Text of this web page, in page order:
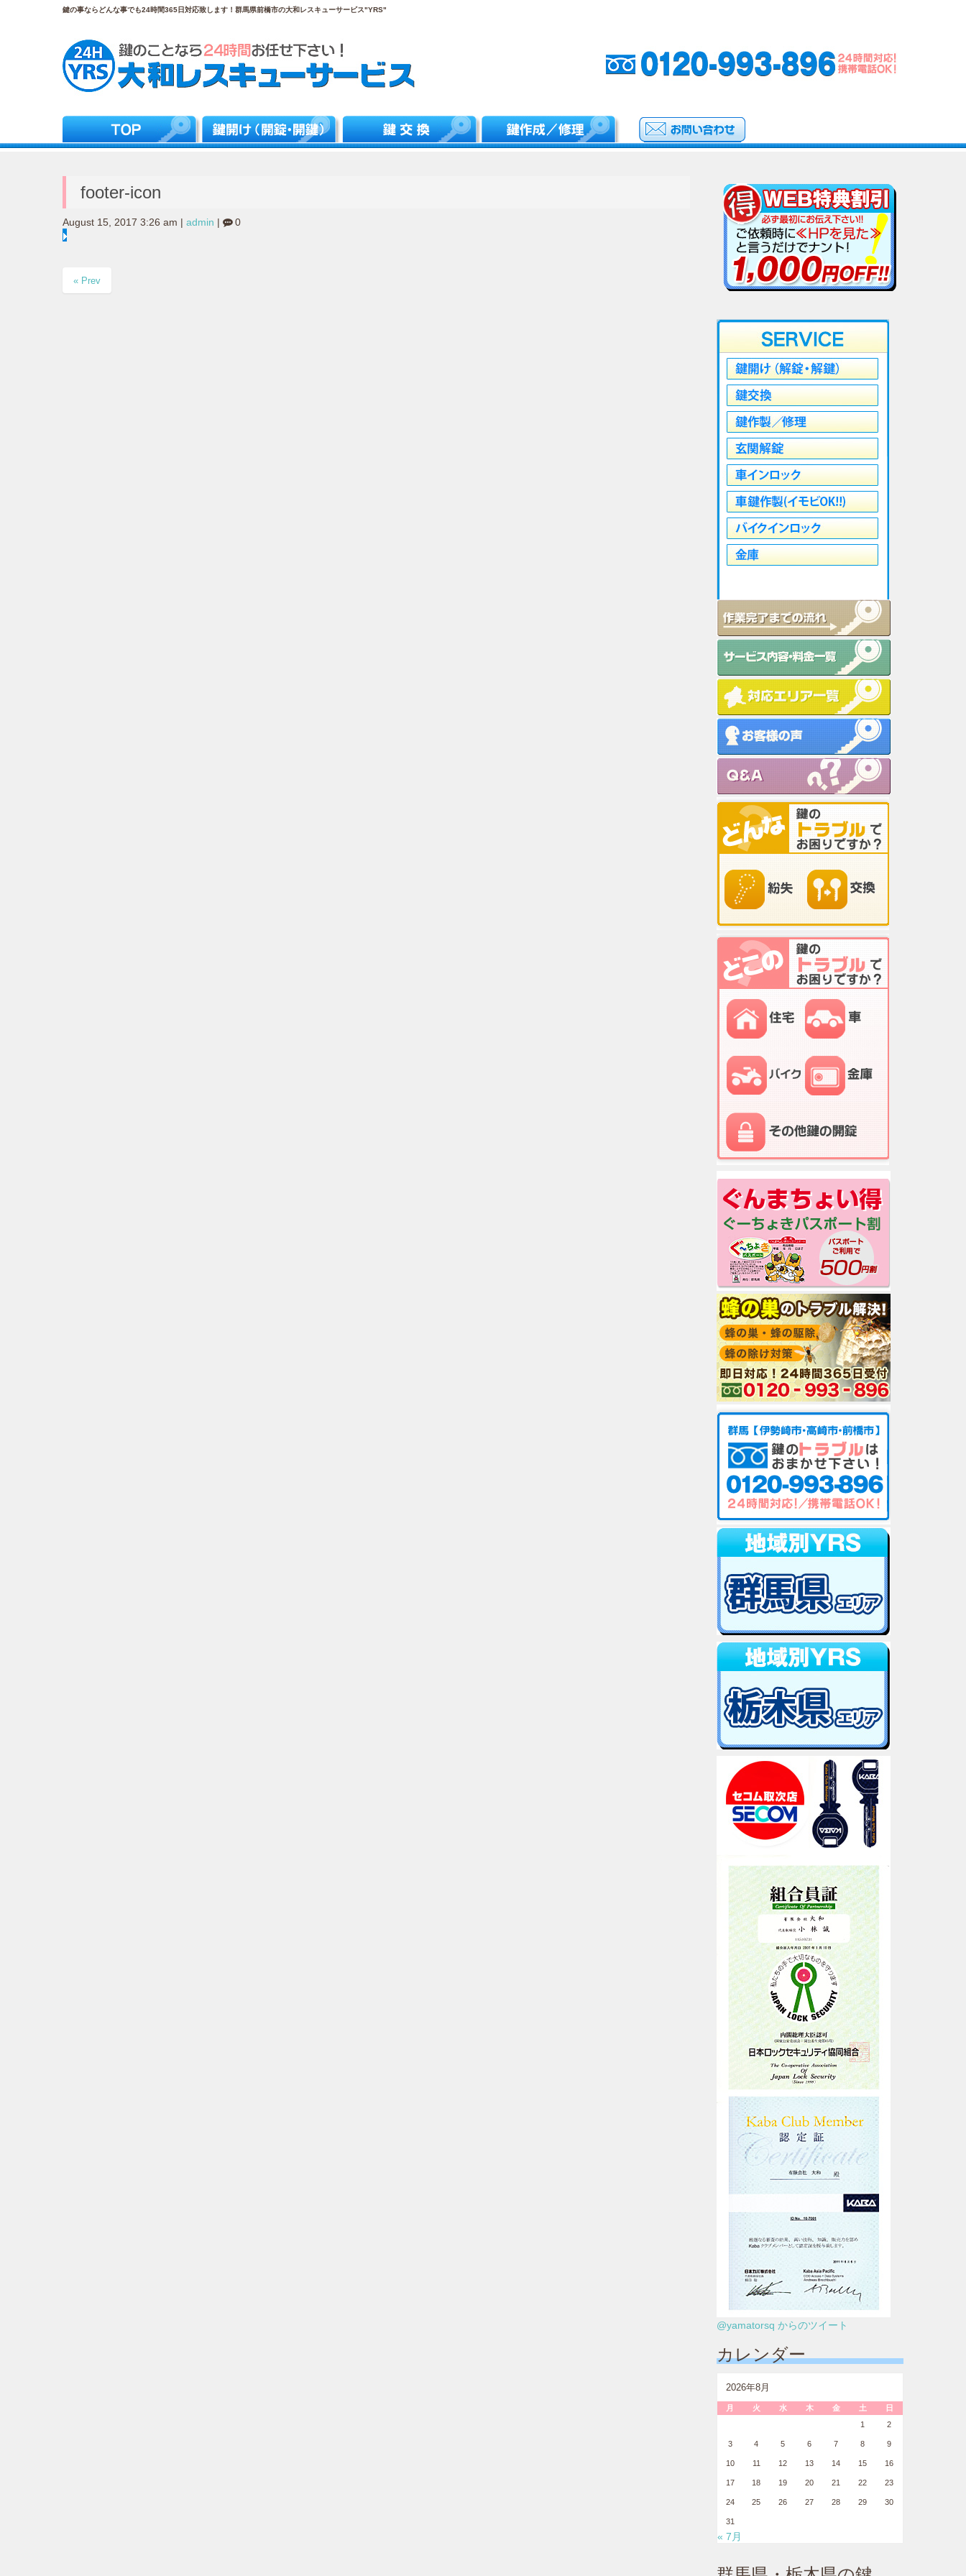
鍵の事ならどんな事でも24時間365日対応致します！群馬県前橋市の大和レスキューサービス"YRS"
footer-icon
August 15, 2017 3:26 am admin 0
« Prev
@yamatorsq からのツイート
カレンダー
2026年8月
月 火 水 木 金 土
日
1
2
3 4 5 6 7 8 9
10 11 12 13 14 15 16
17 18 19 20 21 22 23
24 25 26 27 28 29 30
31
« 7月